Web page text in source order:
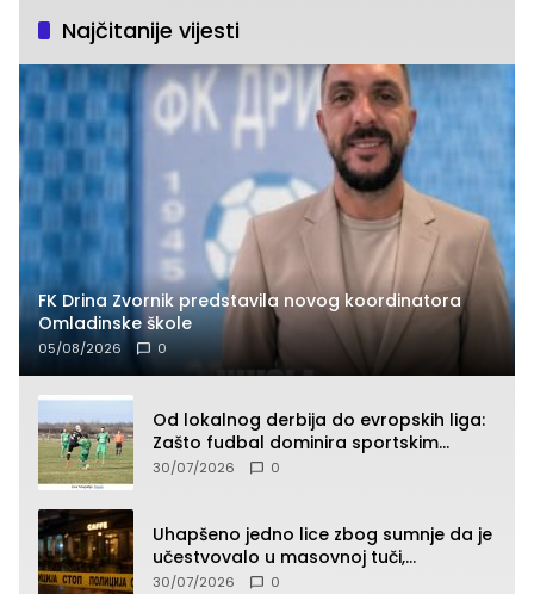
Najčitanije vijesti
FK Drina Zvornik predstavila novog koordinatora
Omladinske škole
05/08/2026 0
Od lokalnog derbija do evropskih liga:
Zašto fudbal dominira sportskim
klađenjem
30/07/2026 0
Uhapšeno jedno lice zbog sumnje da je
učestvovalo u masovnoj tuči,
maloljetnik zadobio povrede
30/07/2026 0